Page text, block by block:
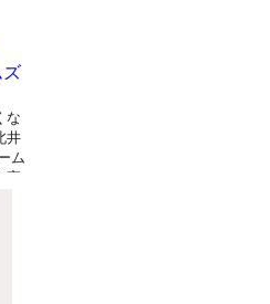
ズ
な
井
ム
実